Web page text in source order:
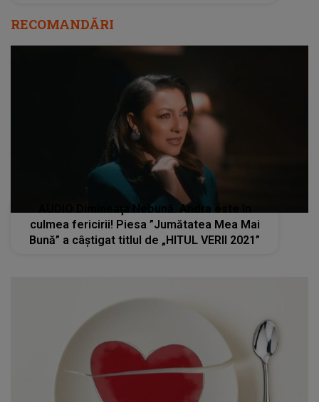
RECOMANDĂRI
AUDIO Dimineaţa Nebună. Andra este în
culmea fericirii! Piesa ”Jumătatea Mea Mai
Bună” a câștigat titlul de „HITUL VERII 2021”